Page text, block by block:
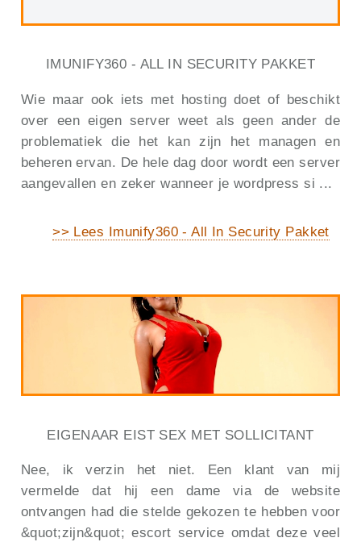
IMUNIFY360 - ALL IN SECURITY PAKKET
Wie maar ook iets met hosting doet of beschikt
over een eigen server weet als geen ander de
problematiek die het kan zijn het managen en
beheren ervan. De hele dag door wordt een server
aangevallen en zeker wanneer je wordpress si ...
>> Lees Imunify360 - All In Security Pakket
EIGENAAR EIST SEX MET SOLLICITANT
Nee, ik verzin het niet. Een klant van mij
vermelde dat hij een dame via de website
ontvangen had die stelde gekozen te hebben voor
&quot;zijn&quot; escort service omdat deze veel